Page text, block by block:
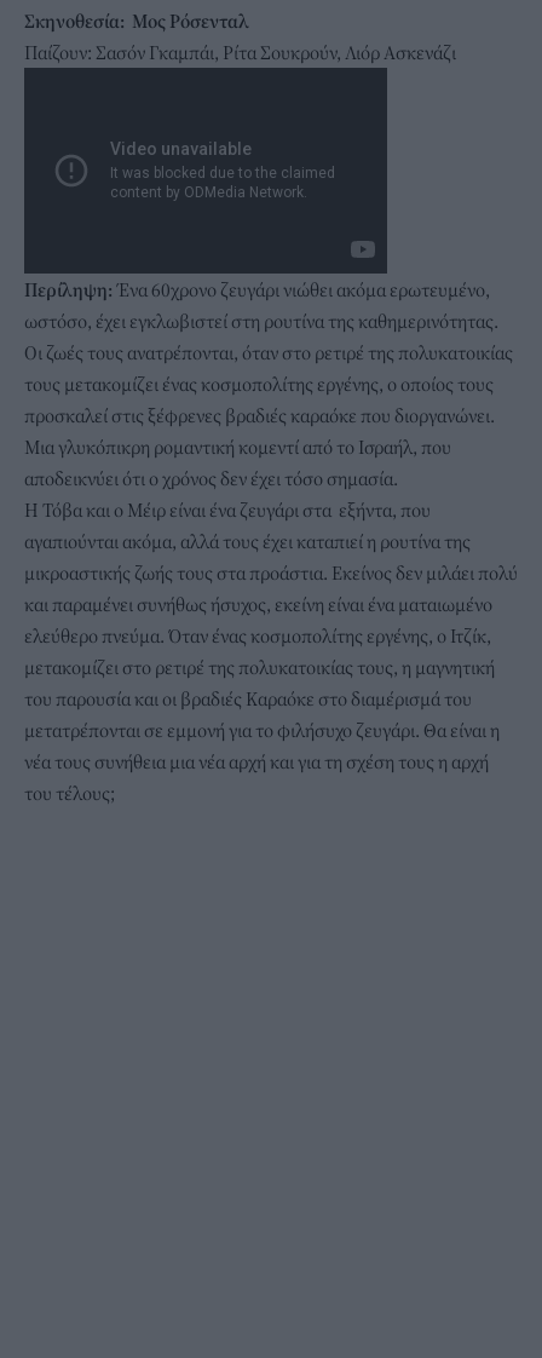
Σκηνοθεσία: Μος Ρόσενταλ
Παίζουν: Σασόν Γκαμπάι, Ρίτα Σουκρούν, Λιόρ Ασκενάζι
Περίληψη: Ένα 60χρονο ζευγάρι νιώθει ακόμα ερωτευμένο,
ωστόσο, έχει εγκλωβιστεί στη ρουτίνα της καθημερινότητας.
Οι ζωές τους ανατρέπονται, όταν στο ρετιρέ της πολυκατοικίας
τους μετακομίζει ένας κοσμοπολίτης εργένης, ο οποίος τους
προσκαλεί στις ξέφρενες βραδιές καραόκε που διοργανώνει.
Mια γλυκόπικρη ρομαντική κομεντί από το Ισραήλ, που
αποδεικνύει ότι ο χρόνος δεν έχει τόσο σημασία.
Η Τόβα και ο Μέιρ είναι ένα ζευγάρι στα εξήντα, που
αγαπιούνται ακόμα, αλλά τους έχει καταπιεί η ρουτίνα της
μικροαστικής ζωής τους στα προάστια. Εκείνος δεν μιλάει πολύ
και παραμένει συνήθως ήσυχος, εκείνη είναι ένα ματαιωμένο
ελεύθερο πνεύμα. Όταν ένας κοσμοπολίτης εργένης, ο Ιτζίκ,
μετακομίζει στο ρετιρέ της πολυκατοικίας τους, η μαγνητική
του παρουσία και οι βραδιές Καραόκε στο διαμέρισμά του
μετατρέπονται σε εμμονή για το φιλήσυχο ζευγάρι. Θα είναι η
νέα τους συνήθεια μια νέα αρχή και για τη σχέση τους η αρχή
του τέλους;